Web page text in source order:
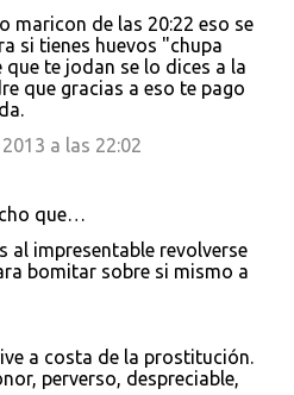
maricon de las 20:22 eso se
si tienes huevos "chupa
que te jodan se lo dices a la
que gracias a eso te pago
a las 22:02
que…
al impresentable revolverse
bomitar sobre si mismo a
a costa de la prostitución.
perverso, despreciable,